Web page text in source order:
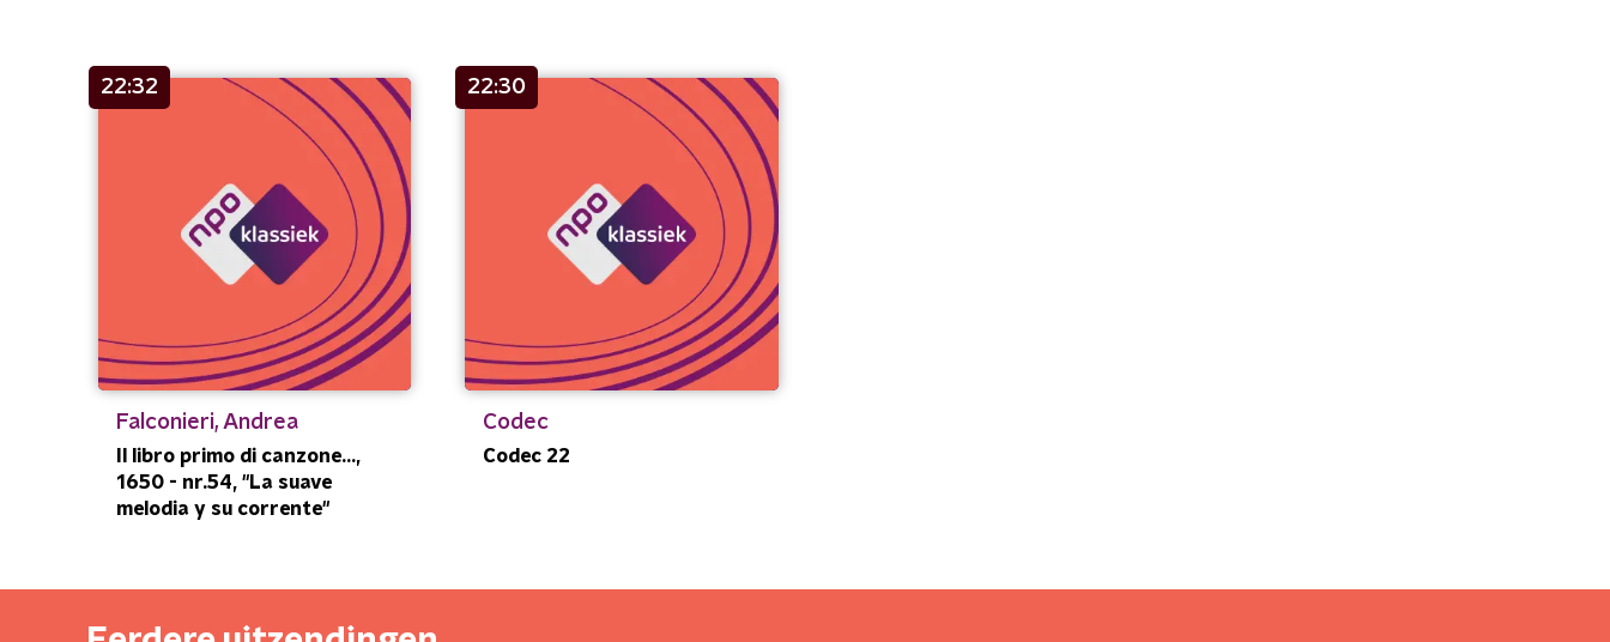
22:32
Falconieri, Andrea
Il libro primo di canzone...,
1650 - nr.54, "La suave
melodia y su corrente"
22:30
Codec
Codec 22